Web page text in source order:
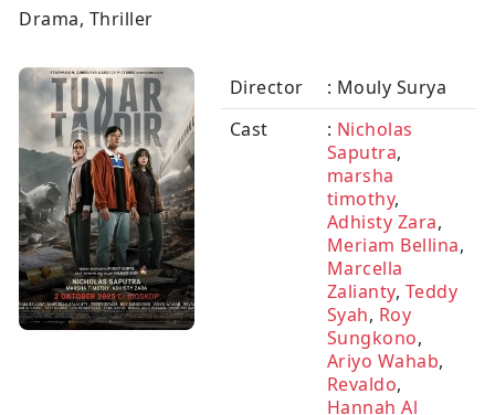
Drama, Thriller
Director
: Mouly Surya
Cast
: Nicholas
Saputra,
marsha
timothy,
Adhisty Zara,
Meriam Bellina,
Marcella
Zalianty, Teddy
Syah, Roy
Sungkono,
Ariyo Wahab,
Revaldo,
Hannah Al